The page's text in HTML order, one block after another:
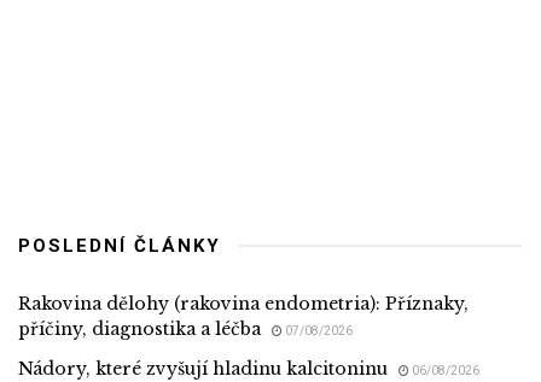
POSLEDNÍ ČLÁNKY
Rakovina dělohy (rakovina endometria): Příznaky,
příčiny, diagnostika a léčba
07/08/2026
Nádory, které zvyšují hladinu kalcitoninu 06/08/2026